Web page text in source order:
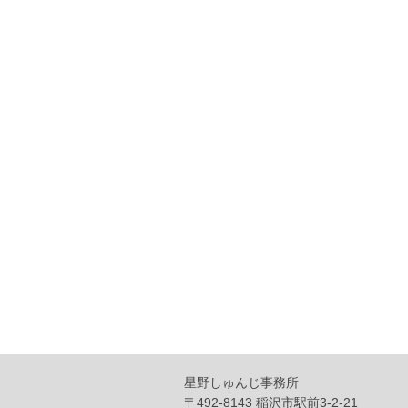
星野しゅんじ事務所
〒492-8143 稲沢市駅前3-2-21